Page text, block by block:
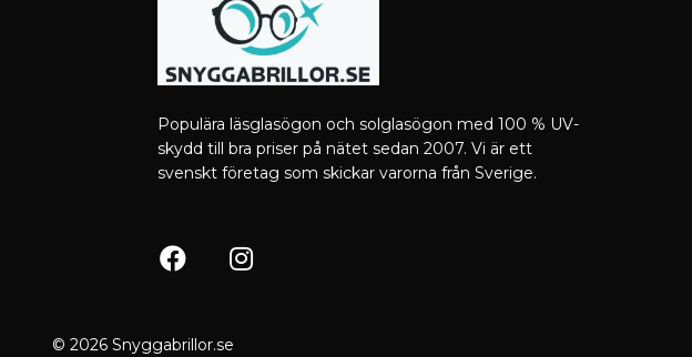
Populära läsglasögon och solglasögon med 100 % UV-
skydd till bra priser på nätet sedan 2007. Vi är ett
svenskt företag som skickar varorna från Sverige.
© 2026 Snyggabrillor.se